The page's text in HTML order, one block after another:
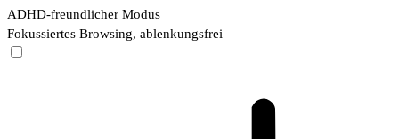
ADHD-freundlicher Modus
Fokussiertes Browsing, ablenkungsfrei